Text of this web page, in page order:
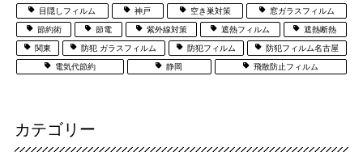
目隠しフィルム 神戸 空き巣対策 窓ガラスフィルム
節約術 節電 紫外線対策 遮熱フィルム 遮熱断熱
関東 防犯 ガラスフィルム 防犯フィルム 防犯フィルム名古屋
電気代節約 静岡 飛散防止フィルム
カテゴリー